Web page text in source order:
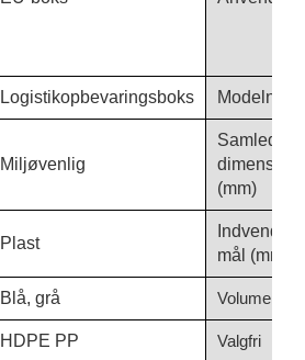
Logistikopbevaringsboks
Miljøvenlig
Samlede
(mm)
Plast
Indvendige
mål (mm)
Blå, grå Volumen (L)
HDPE PP Valgfri